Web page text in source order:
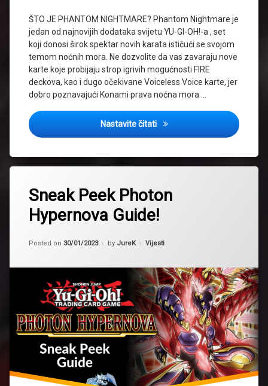
ŠTO JE PHANTOM NIGHTMARE? Phantom Nightmare je
jedan od najnovijih dodataka svijetu YU-GI-OH!-a , set
koji donosi širok spektar novih karata ističući se svojom
temom noćnih mora. Ne dozvolite da vas zavaraju nove
karte koje probijaju strop igrivih mogućnosti FIRE
deckova, kao i dugo očekivane Voiceless Voice karte, jer
dobro poznavajući Konami prava noćna mora …
Nastavite čitati PHANTOM NIGHTMARE –
Sneak Peek Photon
Hypernova Guide!
Posted on 30/01/2023
Updated on 30/01/2023
by JureK Kategorije:
Vijesti
2023
novi
PHHY
Yugioh